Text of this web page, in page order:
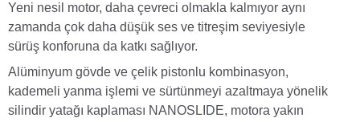
Yeni nesil motor, daha çevreci olmakla kalmıyor aynı
zamanda çok daha düşük ses ve titreşim seviyesiyle
sürüş konforuna da katkı sağlıyor.
Alüminyum gövde ve çelik pistonlu kombinasyon,
kademeli yanma işlemi ve sürtünmeyi azaltmaya yönelik
silindir yatağı kaplaması NANOSLIDE, motora yakın